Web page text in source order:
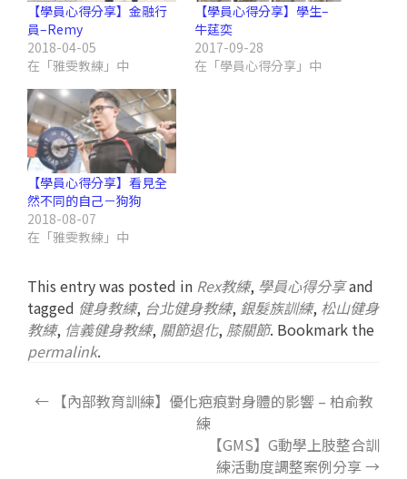
【學員心得分享】金融行
員–Remy
2018-04-05
在「雅雯教練」中
【學員心得分享】學生–
牛莛奕
2017-09-28
在「學員心得分享」中
【學員心得分享】看見全
然不同的自己－狗狗
2018-08-07
在「雅雯教練」中
This entry was posted in Rex教練, 學員心得分享and
tagged 健身教練, 台北健身教練, 銀髮族訓練, 松山健身
教練, 信義健身教練, 關節退化, 膝關節. Bookmark the
permalink.
←【內部教育訓練】優化疤痕對身體的影響 – 柏俞教
練
【GMS】G動學上肢整合訓
練活動度調整案例分享 →